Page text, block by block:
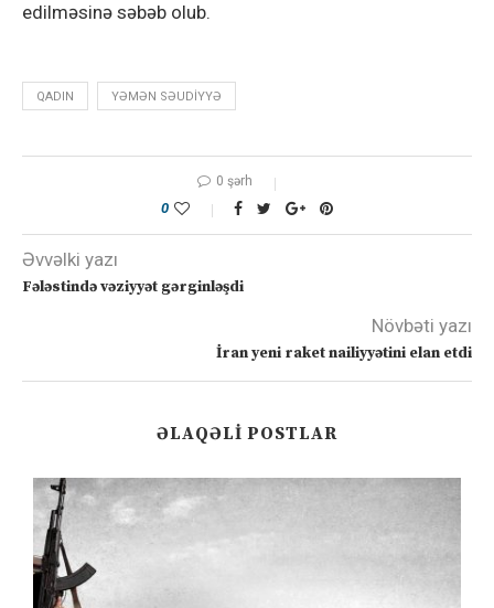
edilməsinə səbəb olub.
QADIN YƏMƏN SƏUDIYYƏ
0 şərh
0
Əvvəlki yazı
Fələstində vəziyyət gərginləşdi
Növbəti yazı
İran yeni raket nailiyyətini elan etdi
ƏLAQƏLI POSTLAR